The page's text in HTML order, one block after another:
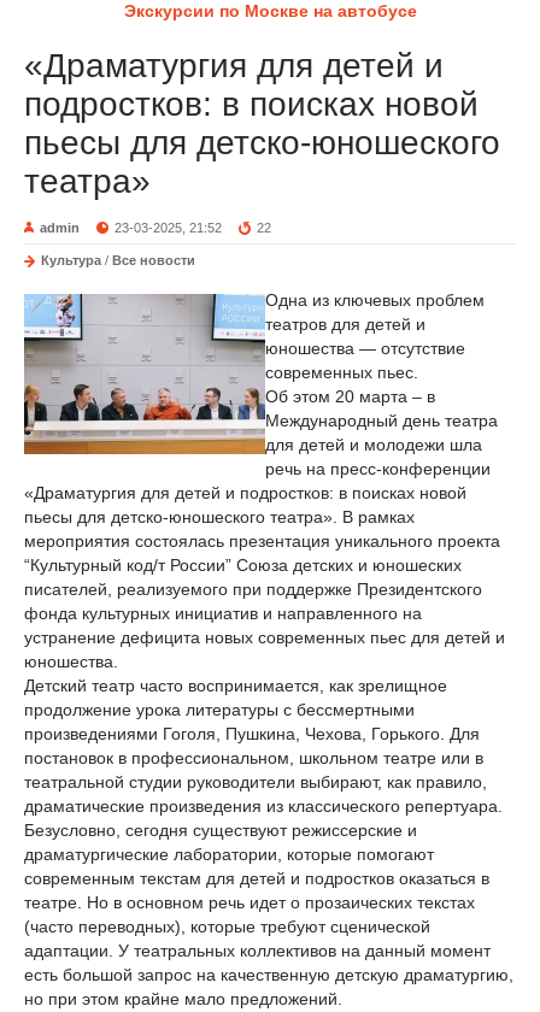
Экскурсии по Москве на автобусе
«Драматургия для детей и
подростков: в поисках новой
пьесы для детско-юношеского
театра»
admin 23-03-2025, 21:52 22
Культура / Все новости
Одна из ключевых проблем
театров для детей и
юношества — отсутствие
современных пьес.
Об этом 20 марта – в
Международный день театра
для детей и молодежи шла
речь на пресс-конференции
«Драматургия для детей и подростков: в поисках новой
пьесы для детско-юношеского театра». В рамках
мероприятия состоялась презентация уникального проекта
“Культурный код/т России” Союза детских и юношеских
писателей, реализуемого при поддержке Президентского
фонда культурных инициатив и направленного на
устранение дефицита новых современных пьес для детей и
юношества.
Детский театр часто воспринимается, как зрелищное
продолжение урока литературы с бессмертными
произведениями Гоголя, Пушкина, Чехова, Горького. Для
постановок в профессиональном, школьном театре или в
театральной студии руководители выбирают, как правило,
драматические произведения из классического репертуара.
Безусловно, сегодня существуют режиссерские и
драматургические лаборатории, которые помогают
современным текстам для детей и подростков оказаться в
театре. Но в основном речь идет о прозаических текстах
(часто переводных), которые требуют сценической
адаптации. У театральных коллективов на данный момент
есть большой запрос на качественную детскую драматургию,
но при этом крайне мало предложений.